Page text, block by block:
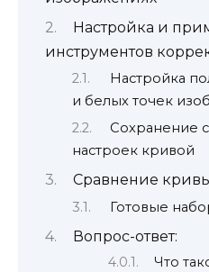
Настройка и
инструментов
Настройка
и белых точек
Сохранение
настроек кривой
Сравнение
Готовые
Вопрос-ответ:
Что